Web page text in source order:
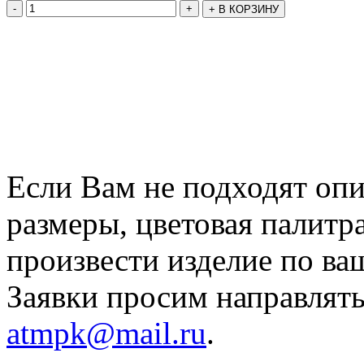
- + + В КОРЗИНУ
Если Вам не подходят
размеры, цветовая
произвести изделие по
Заявки просим
atmpk@mail.ru.